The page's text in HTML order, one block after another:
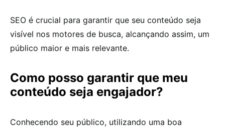
SEO é crucial para garantir que seu conteúdo seja
visível nos motores de busca, alcançando assim, um
público maior e mais relevante.
Como posso garantir que meu
conteúdo seja engajador?
Conhecendo seu público, utilizando uma boa